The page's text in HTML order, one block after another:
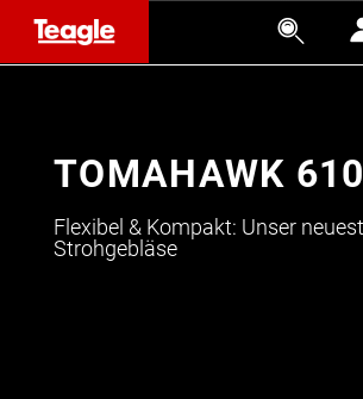

TOMAHAWK
Flexibel & Kompakt: Unser
Strohgebläse